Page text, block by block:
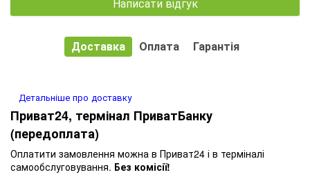
Написати відгук
Доставка Оплата Гарантія
Детальніше про доставку
Приват24, термінал ПриватБанку
(передоплата)
Оплатити замовлення можна в Приват24 і в терміналі
самообслуговування. Без комісії!